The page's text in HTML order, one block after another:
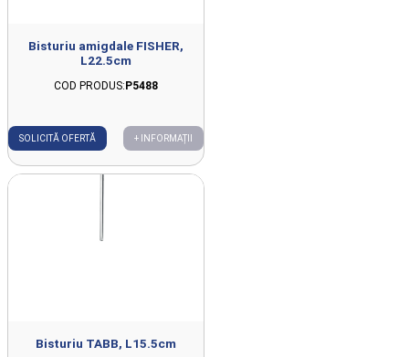
Bisturiu amigdale FISHER,
L22.5cm
COD PRODUS: P5488
SOLICITĂ OFERTĂ + INFORMAȚII
Bisturiu TABB, L15.5cm